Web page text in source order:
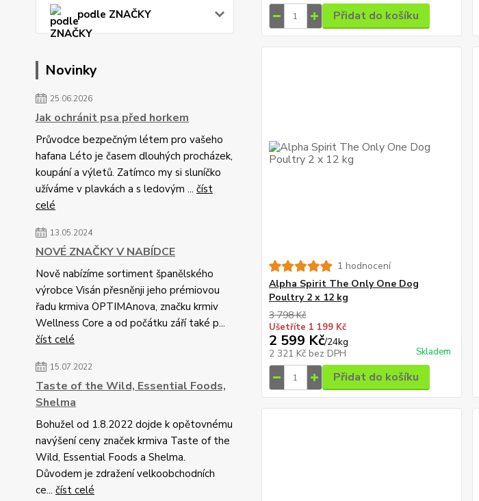
podle ZNAČKY
Novinky
25.06.2026
Jak ochránit psa před horkem
Průvodce bezpečným létem pro vašeho
hafana Léto je časem dlouhých procházek,
koupání a výletů. Zatímco my si sluníčko
užíváme v plavkách a s ledovým ... číst
celé
13.05.2024
NOVÉ ZNAČKY V NABÍDCE
Nově nabízíme sortiment španělského
výrobce Visán přesněnji jeho prémiovou
řadu krmiva OPTIMAnova, značku krmiv
Wellness Core a od počátku září také p...
číst celé
15.07.2022
Taste of the Wild, Essential Foods,
Shelma
Bohužel od 1.8.2022 dojde k opětovnému
navýšení ceny značek krmiva Taste of the
Wild, Essential Foods a Shelma.
Důvodem je zdražení velkoobchodních
ce... číst celé
Přidat do košíku
1 hodnocení
Alpha Spirit The Only One Dog
Poultry 2 x 12 kg
3 798 Kč
Ušetříte 1 199 Kč
2 599 Kč/24kg
2 321 Kč bez DPH Skladem
Přidat do košíku